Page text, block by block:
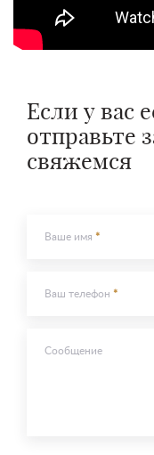
Если у вас
отправьте
свяжемся
Ваше имя
Ваш телефон
Сообщение